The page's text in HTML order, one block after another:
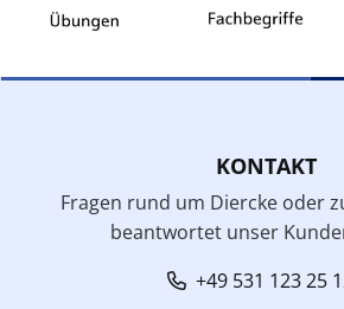
KONTAKT
Fragen rund um Diercke oder
beantwortet unser
+49 531 123 25